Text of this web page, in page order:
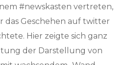
#newskasten vertreten,
das Geschehen auf twitter
Hier zeigte sich ganz
der Darstellung von